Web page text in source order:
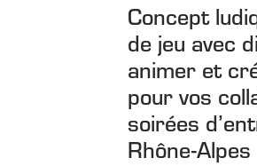
Concept
de jeu avec
animer et
pour vos
soirées
Rhône-Alpes